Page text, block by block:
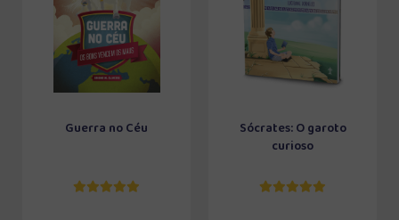
Guerra no Céu
Sócrates: O garoto
curioso